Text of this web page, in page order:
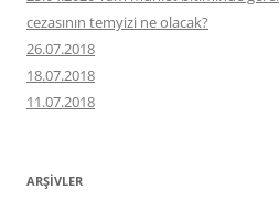
cezasının temyizi ne olacak?
26.07.2018
18.07.2018
11.07.2018
ARŞIVLER